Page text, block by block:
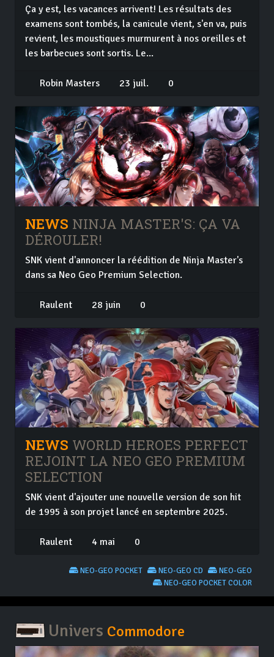
Ça y est, les vacances arrivent! Les résultats des
examens sont tombés, la canicule vient, s'en va, puis
revient, les moustiques murmurent à nos oreilles et
les barbecues sont sortis. Le...
Robin Masters 23 juil. 0
NEWS NINJA MASTER'S: ÇA VA
DÉROULER!
SNK vient d'annoncer la réédition de Ninja Master's
dans sa Neo Geo Premium Selection.
Raulent 28 juin 0
NEWS WORLD HEROES PERFECT
REJOINT LA NEO GEO PREMIUM
SELECTION
SNK vient d'ajouter une nouvelle version de son hit
de 1995 à son projet lancé en septembre 2025.
Raulent 4 mai 0
NEO-GEO
NEO-GEO CD
NEO-GEO POCKET
NEO-GEO POCKET COLOR
Univers Commodore